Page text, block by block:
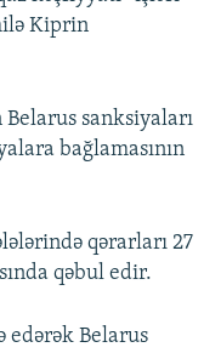
Kiprin
sanksiyaları
bağlamasının
qərarları 27
qəbul edir.
edərək Belarus